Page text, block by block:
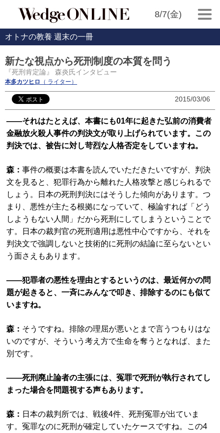
8/7(金)
オトナの教養 週末の一冊
新たな視点から死刑制度の本質を問う
『死刑肯定論』 森炎氏インタビュー
本多カツヒロ （ ライター）
2015/03/06
――それはたとえば、本書にも01年に起きた弘前の消費者
金融放火殺人事件の判決文が取り上げられています。この
判決では、被告に対し苛烈な人格否定をしていますね。
森：事件の概要は本書を読んでいただきたいですが、判決
文を見ると、犯罪行為から離れた人格攻撃と感じられるで
しょう。日本の死刑判決にはそうした傾向があります。つ
まり、悪性が主たる根拠になっていて、極論すれば「どう
しようもない人間」だから死刑にしてしまうということで
す。日本の裁判官の死刑適用は悪性中心ですから、それを
判決文で強調しないと技術的に死刑の結論に至らないとい
う面さえもあります。
――犯罪者の悪性を理由とするというのは、最近何かの問
題が起きると、一斉にみんなで叩き、排除するのにも似て
いますね。
森： そうですね。排除の理屈が悪いとまで言うつもりはな
いのですが、そういう考え方で生命を奪うとなれば、また
別です。
――死刑廃止論者の主張には、冤罪で死刑が執行されてし
まった場合を問題視する声もあります。
森： 日本の裁判所では、戦後4件、死刑冤罪が出ていま
す。冤罪なのに死刑が確定していたケースですね。この4